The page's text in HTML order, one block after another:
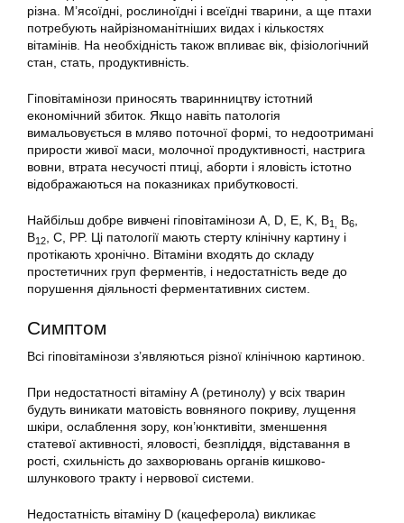
різна. М’ясоїдні, рослиноїдні і всеїдні тварини, а ще птахи
потребують найрізноманітніших видах і кількостях
вітамінів. На необхідність також впливає вік, фізіологічний
стан, стать, продуктивність.
Гіповітамінози приносять тваринництву істотний
економічний збиток. Якщо навіть патологія
вимальовується в мляво поточної формі, то недоотримані
прирости живої маси, молочної продуктивності, настрига
вовни, втрата несучості птиці, аборти і яловість істотно
відображаються на показниках прибутковості.
Найбільш добре вивчені гіповітамінози А, D, E, K, B1, B6
B12
, C, PP. Ці патології мають стерту клінічну картину і
протікають хронічно. Вітаміни входять до складу
простетичних груп ферментів, і недостатність веде до
порушення діяльності ферментативних систем.
Симптом
Всі гіповітамінози з’являються різної клінічною картиною.
При недостатності вітаміну А (ретинолу) у всіх тварин
будуть виникати матовість вовняного покриву, лущення
шкіри, ослаблення зору, кон’юнктивіти, зменшення
статевої активності, яловості, безпліддя, відставання в
рості, схильність до захворювань органів кишково-
шлункового тракту і нервової системи.
Недостатність вітаміну D (кацеферола) викликає